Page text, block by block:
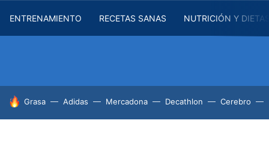
ENTRENAMIENTO RECETAS SANAS NUTRICIÓN Y
HOY SE HABLA DE
Grasa Adidas Mercadona Decathlon Cerebro